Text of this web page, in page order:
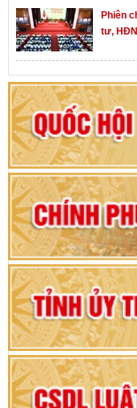
Phiên
tư,
Khai
Hướng
khoá
2026-
80
vì sự
Bộ
Đảng
2025 -
Đại hội
nhiệm
Đại hội
nhiệm